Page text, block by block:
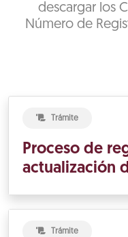
descargar los
Número de
Trámite
Proceso de
actualización
Trámite